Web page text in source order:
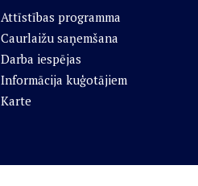
Attīstības programma
Caurlaižu saņemšana
Darba iespējas
Informācija kuģotājiem
Karte